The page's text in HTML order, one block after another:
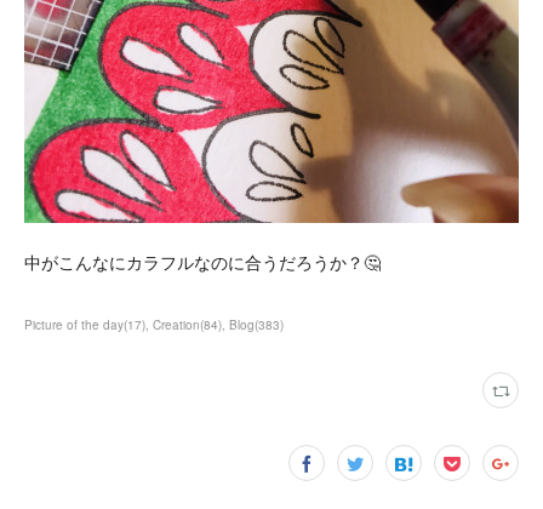
中がこんなにカラフルなのに合うだろうか？🤔
Picture of the day(17) Creation(84) Blog(383)